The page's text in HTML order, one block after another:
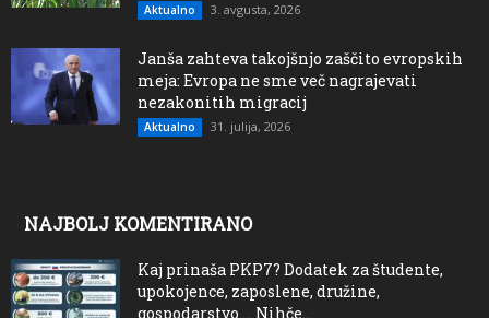
Aktualno 3. avgusta, 2026
Janša zahteva takojšnjo zaščito evropskih
meja: Evropa ne sme več nagrajevati
nezakonitih migracij
Aktualno 31. julija, 2026
NAJBOLJ KOMENTIRANO
Kaj prinaša PKP7? Dodatek za študente,
upokojence, zaposlene, družine,
gospodarstvo…. Nihče...